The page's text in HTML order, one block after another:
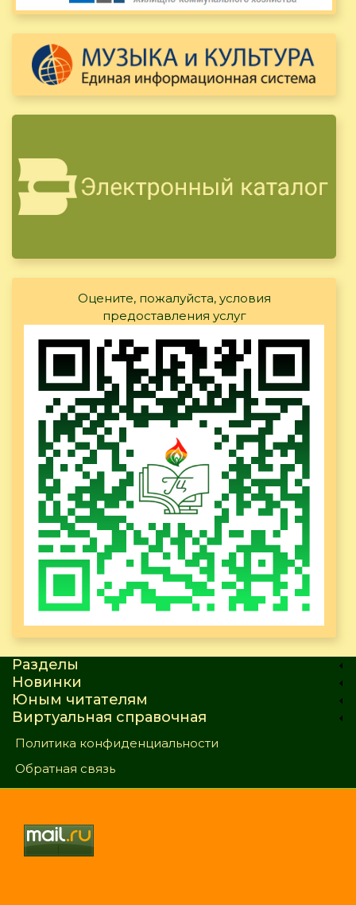
Оцените, пожалуйста, условия
предоставления услуг
Разделы
Новинки
Юным читателям
Виртуальная справочная
Политика конфиденциальности
Обратная связь